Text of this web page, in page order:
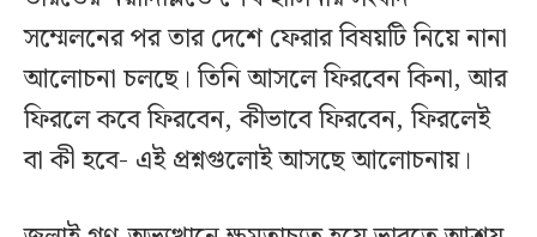
সম্মেলনের পর তার দেশে ফেরার বিষয়টি নিয়ে নানা
আলোচনা চলছে। তিনি আসলে ফিরবেন কিনা, আর
ফিরলে কবে ফিরবেন, কীভাবে ফিরবেন, ফিরলেই
বা কী হবে- এই প্রশ্নগুলোই আসছে আলোচনায়।